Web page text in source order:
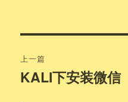
章
上一篇
上
KALI下安装微信